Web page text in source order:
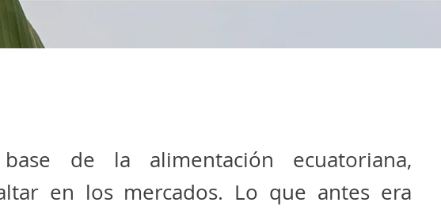
de la alimentación ecuatoriana,
en los mercados. Lo que antes era